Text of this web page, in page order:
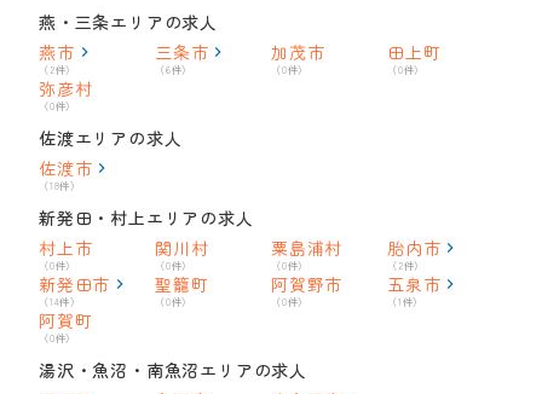
燕・三条エリアの求人
燕市
（2件）
三条市
（6件）
加茂市
（0件）
田上町
（0件）
弥彦村
（0件）
佐渡エリアの求人
佐渡市
（18件）
新発田・村上エリアの求人
村上市
（0件）
関川村
（0件）
粟島浦村
（0件）
胎内市
（2件）
新発田市
（14件）
聖籠町
（0件）
阿賀野市
（0件）
五泉市
（1件）
阿賀町
（0件）
湯沢・魚沼・南魚沼エリアの求人